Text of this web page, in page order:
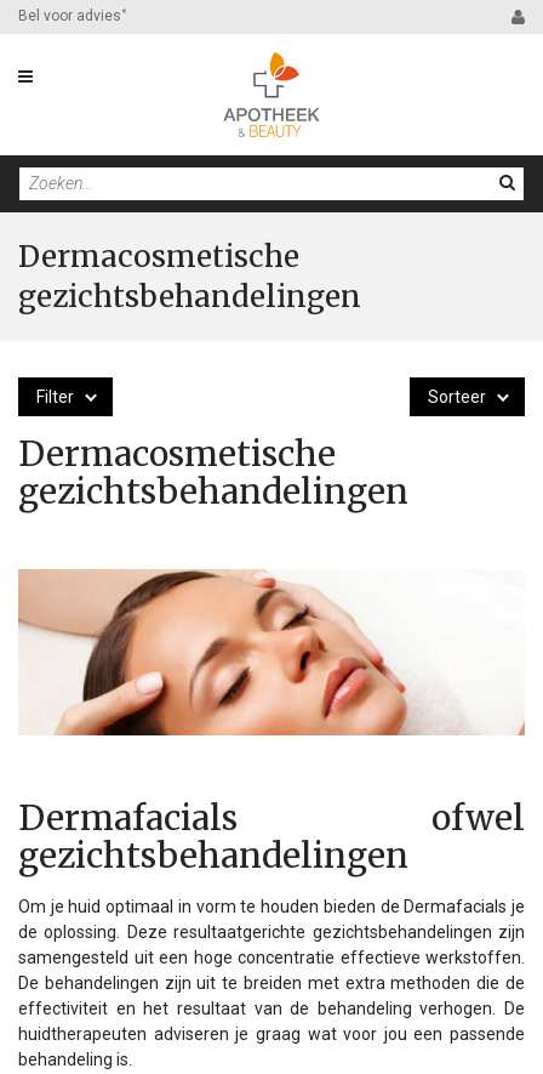
Bel voor advies *
Dermacosmetische
gezichtsbehandelingen
Filter Sorteer
Dermacosmetische
gezichtsbehandelingen
Dermafacials ofwel
gezichtsbehandelingen
Om je huid optimaal in vorm te houden bieden de Dermafacials je
de oplossing. Deze resultaatgerichte gezichtsbehandelingen zijn
samengesteld uit een hoge concentratie effectieve werkstoffen.
De behandelingen zijn uit te breiden met extra methoden die de
effectiviteit en het resultaat van de behandeling verhogen. De
huidtherapeuten adviseren je graag wat voor jou een passende
behandeling is.